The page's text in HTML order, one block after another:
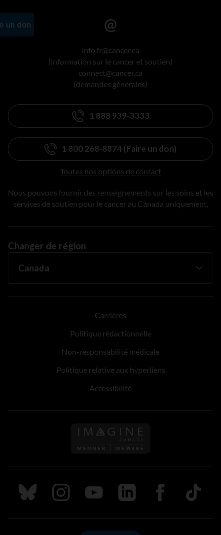
info.fr@cancer.ca
(information sur le cancer et soutien)
connect@cancer.ca
(demandes générales)
1 888 939-3333
1 800 268-8874 (Faire un don)
Toutes nos options de contact
Nous pouvons fournir des renseignements sur les soins et les
services de soutien pour le cancer au Canada uniquement.
Changer de région
Carrières
Politique rédactionnelle
Non-responsabilité médicale
Politique relative aux hyperliens
Accessibilité
Suivez nous sur Bluesky
Suivez nous sur Instagram
Suivez nous sur Youtube
Suivez nous sur LinkedIn
Suivez nous sur
TikTok